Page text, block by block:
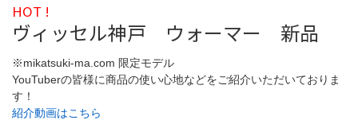
HOT !
ヴィッセル神戸 ウォーマー 新品
※mikatsuki-ma.com 限定モデル
YouTuberの皆様に商品の使い心地などをご紹介いただいておりま
す！
紹介動画はこちら